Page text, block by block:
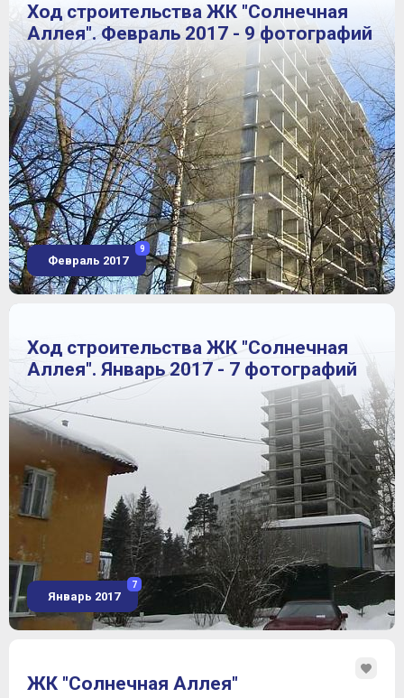
Ход строительства ЖК "Солнечная
Аллея". Февраль 2017 - 9 фотографий
Февраль 2017
9
Ход строительства ЖК "Солнечная
Аллея". Январь 2017 - 7 фотографий
Январь 2017
7
ЖК "Солнечная Аллея"